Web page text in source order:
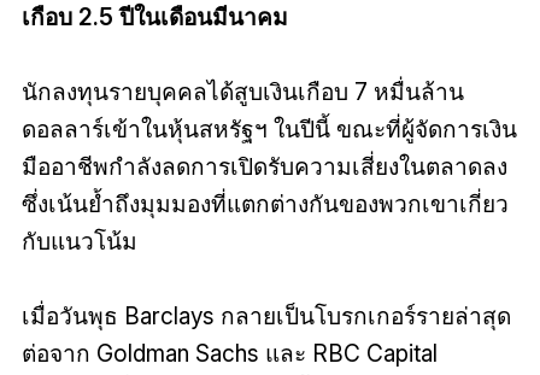
เกือบ 2.5 ปีในเดือนมีนาคม
นักลงทุนรายบุคคลได้สูบเงินเกือบ 7 หมื่นล้าน
ดอลลาร์เข้าในหุ้นสหรัฐฯ ในปีนี้ ขณะที่ผู้จัดการเงิน
มืออาชีพกำลังลดการเปิดรับความเสี่ยงในตลาดลง
ซึ่งเน้นย้ำถึงมุมมองที่แตกต่างกันของพวกเขาเกี่ยว
กับแนวโน้ม
เมื่อวันพุธ Barclays กลายเป็นโบรกเกอร์รายล่าสุด
ต่อจาก Goldman Sachs และ RBC Capital